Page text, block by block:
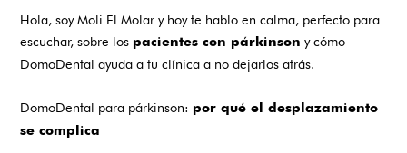
Hola, soy Moli El Molar y hoy te hablo en calma, perfecto para
escuchar, sobre los pacientes con párkinson y cómo
DomoDental ayuda a tu clínica a no dejarlos atrás.
DomoDental para párkinson: por qué el desplazamiento
se complica